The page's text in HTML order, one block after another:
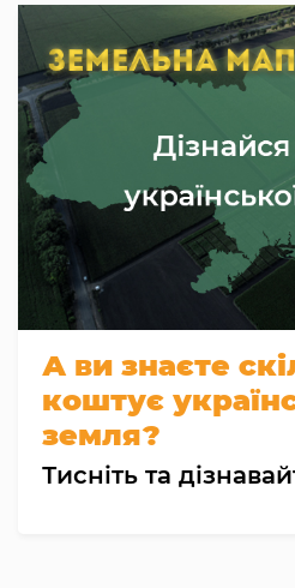
А ви знаєте
коштує
земля?
Тисніть та